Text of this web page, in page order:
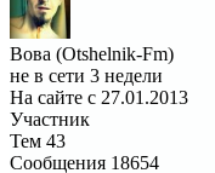
Вова (Otshelnik-Fm)
не в сети 3 недели
На сайте с 27.01.2013
Участник
Тем 43
Сообщения 18654